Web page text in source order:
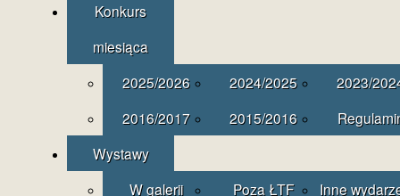
Konkurs
miesiąca
2025/2026
2024/2025
2023/
2016/2017
2015/2016
Wystawy
W galerii
Poza ŁTF
Inne